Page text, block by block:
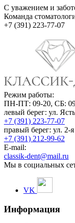
С уважением и
Команда
+7 (391) 223-77-07
Режим работы:
ПН-ПТ: 09-20, СБ:
левый берег: ул.
+7 (391) 223-77-07
правый берег: ул. 2-
+7 (391) 212-99-62
E-mail:
classik-dent@mail.ru
Мы в социальных
VK
Информация